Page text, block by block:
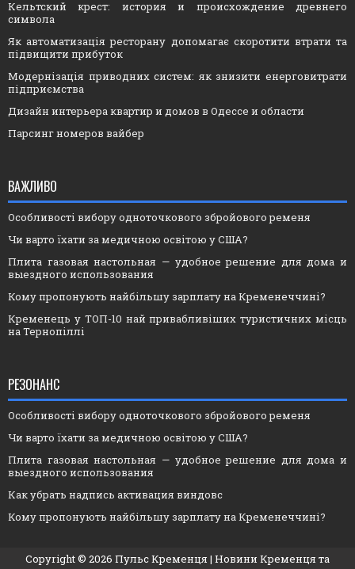
Кельтский крест: история и происхождение древнего
символа
Як автоматизація ресторану допомагає скоротити втрати та
підвищити прибуток
Модернізація приводних систем: як знизити енерговитрати
підприємства
Дизайн интерьера квартир и домов в Одессе и области
Парсинг номеров вайбер
ВАЖЛИВО
Особливості вибору одноточкового збройового ременя
Чи варто їхати за медичною освітою у США?
Плита газовая настольная — удобное решение для дома и
выездного использования
Кому пропонують найбільшу зарплату на Кременеччині?
Кременець у ТОП-10 най привабливіших туристичних місць
на Тернопіллі
РЕЗОНАНС
Особливості вибору одноточкового збройового ременя
Чи варто їхати за медичною освітою у США?
Плита газовая настольная — удобное решение для дома и
выездного использования
Как убрать надпись активация виндовс
Кому пропонують найбільшу зарплату на Кременеччині?
Copyright © 2026 Пульс Кременця | Новини Кременця та